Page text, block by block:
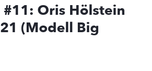
#11: Oris Hölstein
(Modell Big